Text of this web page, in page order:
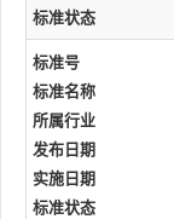
标准状态
标准号
标准名称
所属行业
发布日期
实施日期
标准状态